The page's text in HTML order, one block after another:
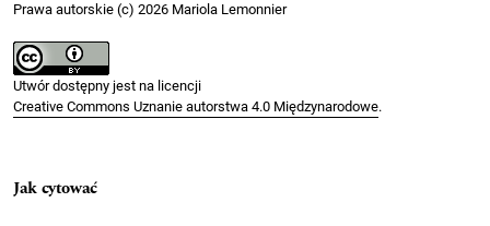
Prawa autorskie (c) 2026 Mariola Lemonnier
Utwór dostępny jest na licencji
Creative Commons Uznanie autorstwa 4.0 Międzynarodowe.
Jak cytować